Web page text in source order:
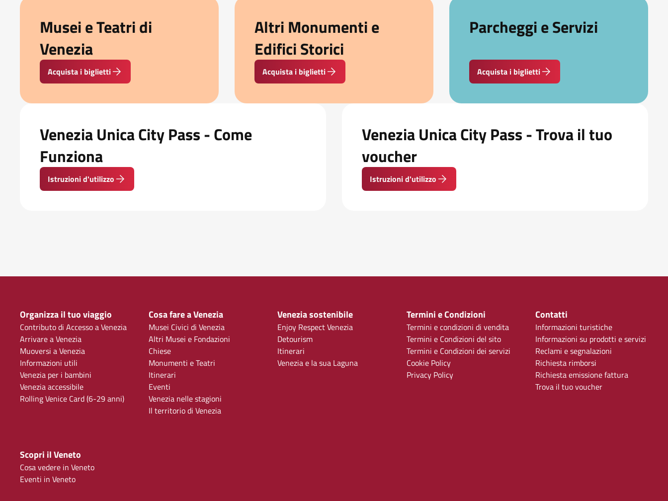
Musei e Teatri di
Venezia
Acquista i biglietti
Altri Monumenti e
Edifici Storici
Acquista i biglietti
Parcheggi e Servizi
Acquista i biglietti
Venezia Unica City Pass - Come
Funziona
Istruzioni d'utilizzo
Venezia Unica City Pass - Trova il tuo
voucher
Istruzioni d'utilizzo
Organizza il tuo viaggio
Contributo di Accesso a Venezia
Arrivare a Venezia
Muoversi a Venezia
Informazioni utili
Venezia per i bambini
Venezia accessibile
Rolling Venice Card (6-29 anni)
Cosa fare a Venezia
Musei Civici di Venezia
Altri Musei e Fondazioni
Chiese
Monumenti e Teatri
Itinerari
Eventi
Venezia nelle stagioni
Il territorio di Venezia
Venezia sostenibile
Enjoy Respect Venezia
Detourism
Itinerari
Venezia e la sua Laguna
Termini e Condizioni
Termini e condizioni di vendita
Termini e Condizioni del sito
Termini e Condizioni dei servizi
Cookie Policy
Privacy Policy
Contatti
Informazioni turistiche
Informazioni su prodotti e servizi
Reclami e segnalazioni
Richiesta rimborsi
Richiesta emissione fattura
Trova il tuo voucher
Scopri il Veneto
Cosa vedere in Veneto
Eventi in Veneto